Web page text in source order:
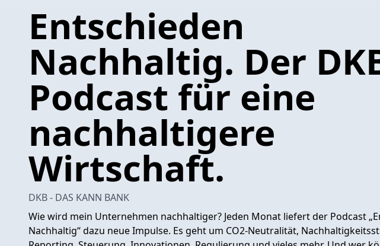
Entschieden
Nachhaltig. Der
Podcast für eine
nachhaltigere
Wirtschaft.
DKB - DAS KANN BANK
Wie wird mein Unternehmen nachhaltiger? Jeden Monat liefert der Podcast
Nachhaltig“ dazu neue Impulse. Es geht um CO2-Neutralität,